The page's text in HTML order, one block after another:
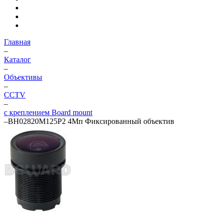
Главная
–
Каталог
–
Объективы
–
CCTV
–
с креплением Board mount
–BH02820M125P2 4Мп Фиксированный объектив